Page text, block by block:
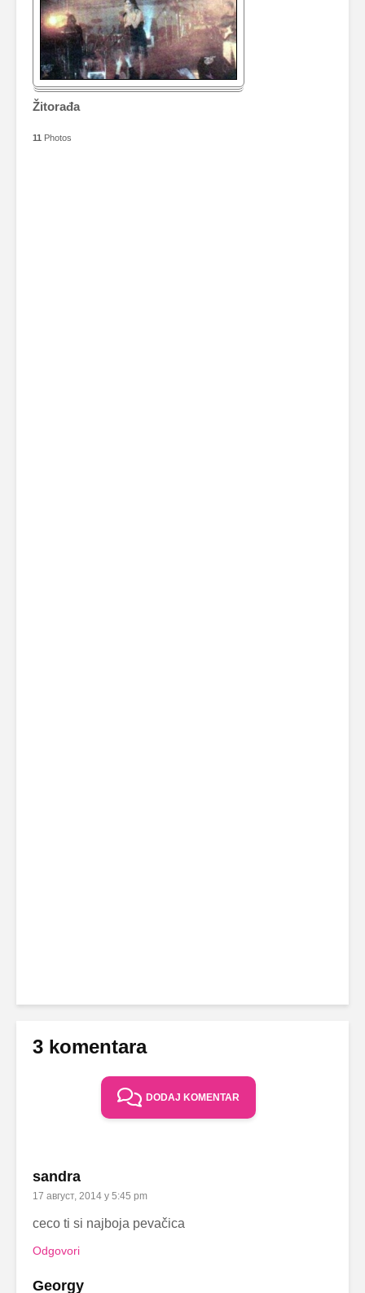
Žitorađa
11 Photos
3 komentara
DODAJ KOMENTAR
sandra
17 август, 2014 у 5:45 pm
ceco ti si najboja pevačica
Odgovori
Georgy